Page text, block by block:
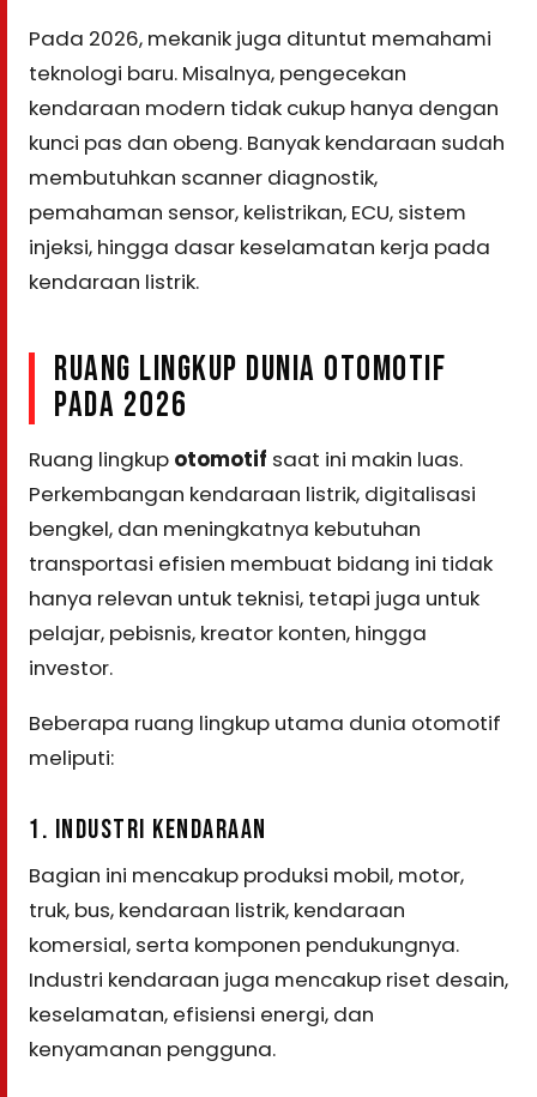
Pada 2026, mekanik juga dituntut memahami
teknologi baru. Misalnya, pengecekan
kendaraan modern tidak cukup hanya dengan
kunci pas dan obeng. Banyak kendaraan sudah
membutuhkan scanner diagnostik,
pemahaman sensor, kelistrikan, ECU, sistem
injeksi, hingga dasar keselamatan kerja pada
kendaraan listrik.
RUANG LINGKUP DUNIA OTOMOTIF
PADA 2026
Ruang lingkup otomotif saat ini makin luas.
Perkembangan kendaraan listrik, digitalisasi
bengkel, dan meningkatnya kebutuhan
transportasi efisien membuat bidang ini tidak
hanya relevan untuk teknisi, tetapi juga untuk
pelajar, pebisnis, kreator konten, hingga
investor.
Beberapa ruang lingkup utama dunia otomotif
meliputi:
1. INDUSTRI KENDARAAN
Bagian ini mencakup produksi mobil, motor,
truk, bus, kendaraan listrik, kendaraan
komersial, serta komponen pendukungnya.
Industri kendaraan juga mencakup riset desain,
keselamatan, efisiensi energi, dan
kenyamanan pengguna.